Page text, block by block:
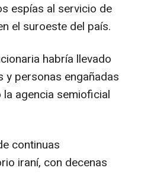
espías al servicio de
el suroeste del país.
habría llevado
y personas engañadas
agencia semioficial
continuas
iraní, con decenas